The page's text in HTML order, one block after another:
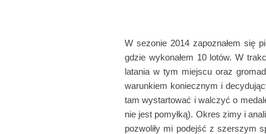
W sezonie 2014 zapoznałem się
gdzie wykonałem 10 lotów. W
latania w tym miejscu oraz
warunkiem koniecznym i
tam wystartować i walczyć o
nie jest pomyłką). Okres zimy i
pozwoliły mi podejść z szerszym